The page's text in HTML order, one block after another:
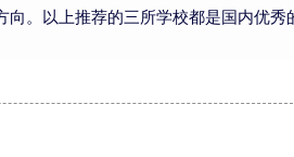
。以上推荐的三所学校都是国内优秀